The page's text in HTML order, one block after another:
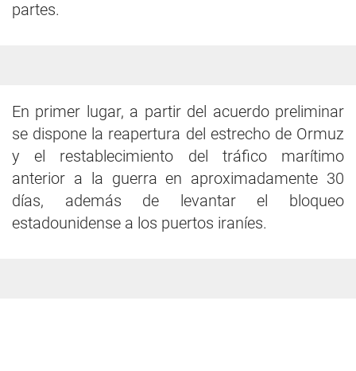
partes.
En primer lugar, a partir del acuerdo preliminar
se dispone la reapertura del estrecho de Ormuz
y el restablecimiento del tráfico marítimo
anterior a la guerra en aproximadamente 30
días, además de levantar el bloqueo
estadounidense a los puertos iraníes.